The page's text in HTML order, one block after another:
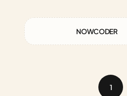
NOWCODER
1